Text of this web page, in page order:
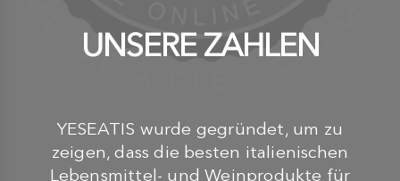
UNSERE ZAHLEN
YESEATIS wurde gegründet, um zu
zeigen, dass die besten italienischen
Lebensmittel- und Weinprodukte für